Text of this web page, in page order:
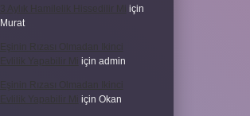
3 Aylık Hamilelik Hissedilir Mi için
Murat
Eşinin Rızası Olmadan Ikinci
Evlilik Yapabilir Mi için admin
Eşinin Rızası Olmadan Ikinci
Evlilik Yapabilir Mi için Okan